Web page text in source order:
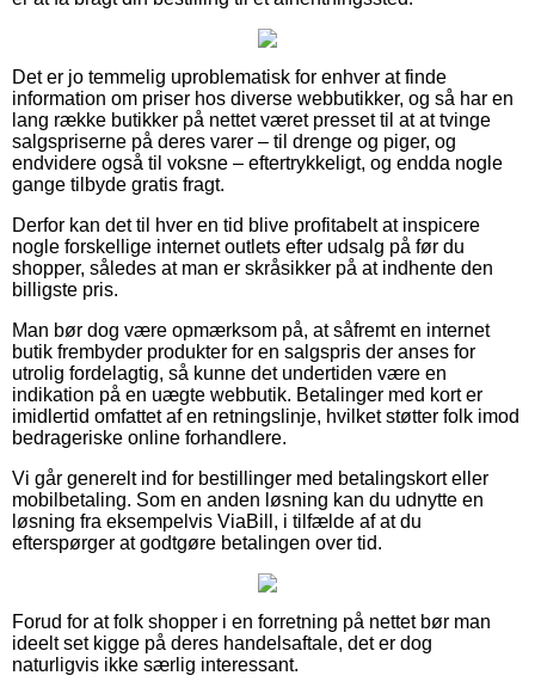
Det er jo temmelig uproblematisk for enhver at finde
information om priser hos diverse webbutikker, og så har en
lang række butikker på nettet været presset til at at tvinge
salgspriserne på deres varer – til drenge og piger, og
endvidere også til voksne – eftertrykkeligt, og endda nogle
gange tilbyde gratis fragt.
Derfor kan det til hver en tid blive profitabelt at inspicere
nogle forskellige internet outlets efter udsalg på før du
shopper, således at man er skråsikker på at indhente den
billigste pris.
Man bør dog være opmærksom på, at såfremt en internet
butik frembyder produkter for en salgspris der anses for
utrolig fordelagtig, så kunne det undertiden være en
indikation på en uægte webbutik. Betalinger med kort er
imidlertid omfattet af en retningslinje, hvilket støtter folk imod
bedrageriske online forhandlere.
Vi går generelt ind for bestillinger med betalingskort eller
mobilbetaling. Som en anden løsning kan du udnytte en
løsning fra eksempelvis ViaBill, i tilfælde af at du
efterspørger at godtgøre betalingen over tid.
Forud for at folk shopper i en forretning på nettet bør man
ideelt set kigge på deres handelsaftale, det er dog
naturligvis ikke særlig interessant.